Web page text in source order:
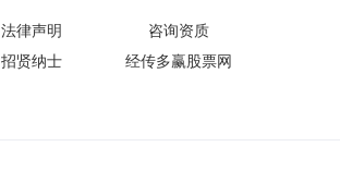
法律声明
咨询资质
招贤纳士 经传多赢股票网